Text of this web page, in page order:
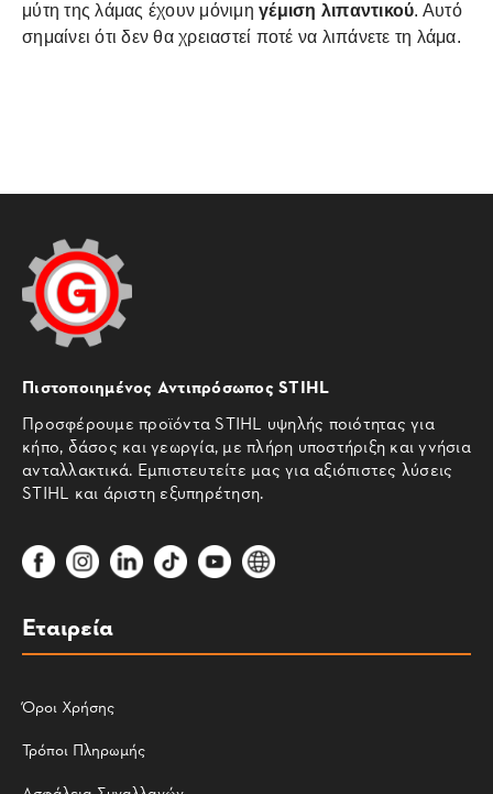
μύτη της λάμας έχουν μόνιμη γέμιση λιπαντικού. Αυτό
σημαίνει ότι δεν θα χρειαστεί ποτέ να λιπάνετε τη λάμα.
Πιστοποιημένος Αντιπρόσωπος STIHL
Προσφέρουμε προϊόντα STIHL υψηλής ποιότητας για
κήπο, δάσος και γεωργία, με πλήρη υποστήριξη και γνήσια
ανταλλακτικά. Εμπιστευτείτε μας για αξιόπιστες λύσεις
STIHL και άριστη εξυπηρέτηση.
Εταιρεία
Όροι Χρήσης
Τρόποι Πληρωμής